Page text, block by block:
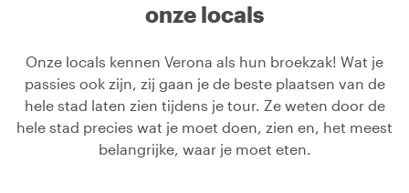
onze locals
Onze locals kennen Verona als hun broekzak! Wat je
passies ook zijn, zij gaan je de beste plaatsen van de
hele stad laten zien tijdens je tour. Ze weten door de
hele stad precies wat je moet doen, zien en, het meest
belangrijke, waar je moet eten.